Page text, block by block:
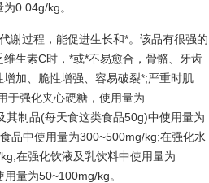
0.04g/kg。
谢过程，能促进生长和*。该品有很强的
生素C时，*或*不易愈合，骨骼、牙齿
加、脆性增强、容易破裂*;严重时肌
于强化夹心硬糖，使用量为
其制品(每天食这类食品50g)中使用量为
品中使用量为300~500mg/kg;在强化水
在强化饮液及乳饮料中使用量为
量为50~100mg/kg。